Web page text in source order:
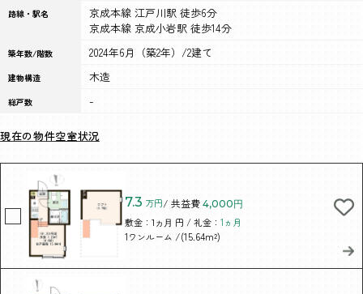
路線・駅名
京成本線 江戸川駅 徒歩6分
京成本線 京成小岩駅 徒歩14分
築年数/階数 2024年6月（築2年）/2建て
建物構造 木造
総戸数 -
現在の物件空室状況
7.3 万円/ 共益費 4,000円
敷金：1ヵ月 円 / 礼金：1ヵ月
1ワンルーム /(15.64m²)